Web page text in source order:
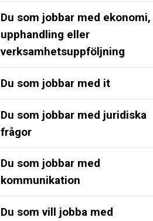
Du som jobbar med ekonomi,
upphandling eller
verksamhetsuppföljning
Du som jobbar med it
Du som jobbar med juridiska
frågor
Du som jobbar med
kommunikation
Du som vill jobba med